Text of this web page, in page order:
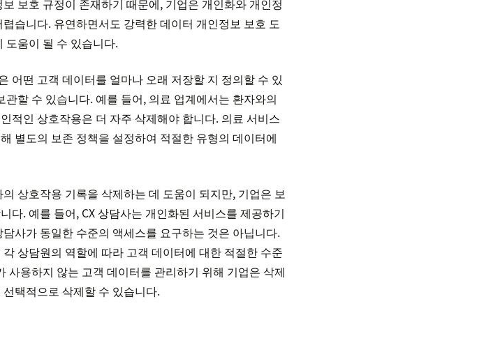
보호 규정이 존재하기 때문에, 기업은 개인화와 개인정
습니다. 유연하면서도 강력한 데이터 개인정보 보호 도
도움이 될 수 있습니다.
어떤 고객 데이터를 얼마나 오래 저장할 지 정의할 수 있
할 수 있습니다. 예를 들어, 의료 업계에서는 환자와의
적인 상호작용은 더 자주 삭제해야 합니다. 의료 서비스
별도의 보존 정책을 설정하여 적절한 유형의 데이터에
상호작용 기록을 삭제하는 데 도움이 되지만, 기업은 보
다. 예를 들어, CX 상담사는 개인화된 서비스를 제공하기
사가 동일한 수준의 액세스를 요구하는 것은 아닙니다.
상담원의 역할에 따라 고객 데이터에 대한 적절한 수준
사용하지 않는 고객 데이터를 관리하기 위해 기업은 삭제
택적으로 삭제할 수 있습니다.